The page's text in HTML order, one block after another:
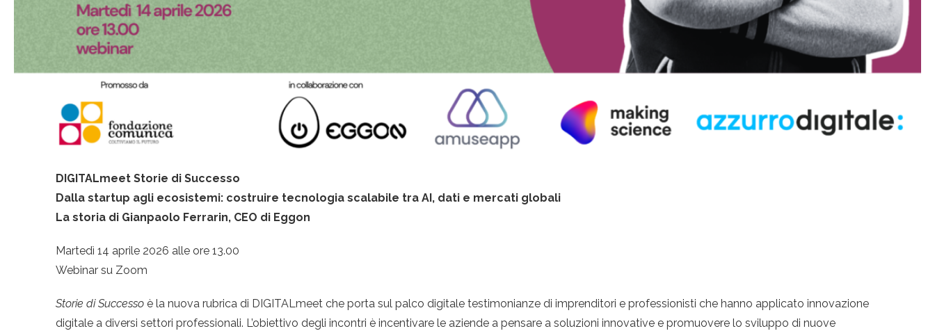
DIGITALmeet Storie di Successo
Dalla startup agli ecosistemi: costruire tecnologia scalabile tra AI, dati e mercati globali
La storia di Gianpaolo Ferrarin, CEO di Eggon
Martedì 14 aprile 2026 alle ore 13.00
Webinar su Zoom
Storie di Successo è la nuova rubrica di DIGITALmeet che porta sul palco digitale testimonianze di imprenditori e professionisti che hanno applicato innovazione
digitale a diversi settori professionali. L’obiettivo degli incontri è incentivare le aziende a pensare a soluzioni innovative e promuovere lo sviluppo di nuove